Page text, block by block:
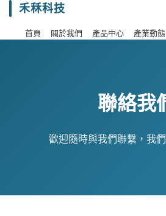
禾秝科技
首頁 關於我們 產品中心 產業動態
聯絡我
歡迎隨時與我們聯繫，我